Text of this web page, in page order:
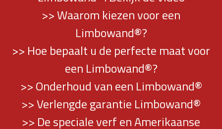
>> Waarom kiezen voor een
Limbowand®?
>> Hoe bepaalt u de perfecte maat voor
een Limbowand®?
>> Onderhoud van een Limbowand®
>> Verlengde garantie Limbowand®
>> De speciale verf en Amerikaanse